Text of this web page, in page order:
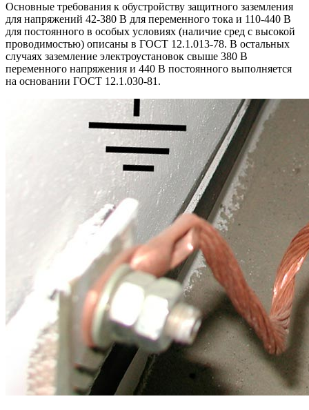
Основные требования к обустройству защитного заземления
для напряжений 42-380 В для переменного тока и 110-440 В
для постоянного в особых условиях (наличие сред с высокой
проводимостью) описаны в ГОСТ 12.1.013-78. В остальных
случаях заземление электроустановок свыше 380 В
переменного напряжения и 440 В постоянного выполняется
на основании ГОСТ 12.1.030-81.